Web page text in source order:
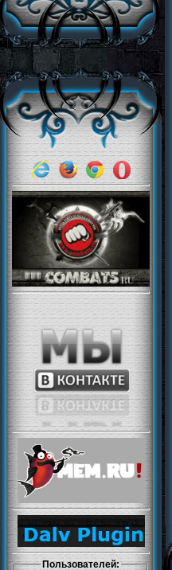
Пользователей: